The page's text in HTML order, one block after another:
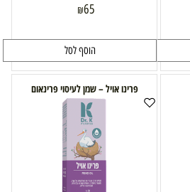
₪65
הוסף לסל
פרינו אויל – שמן לעיסוי פרינאום